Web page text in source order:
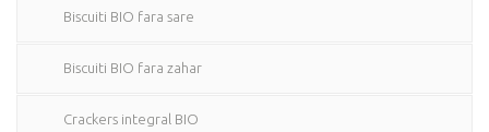
Biscuiti BIO fara sare
Biscuiti BIO fara zahar
Crackers integral BIO